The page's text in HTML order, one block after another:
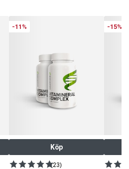
-11%
Köp
(23)
-15%